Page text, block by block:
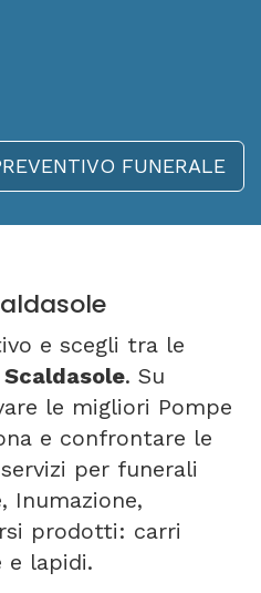
FUNERALE
e scegli tra le
. Su
le migliori Pompe
e confrontare le
per funerali
Inumazione,
prodotti: carri
e lapidi.